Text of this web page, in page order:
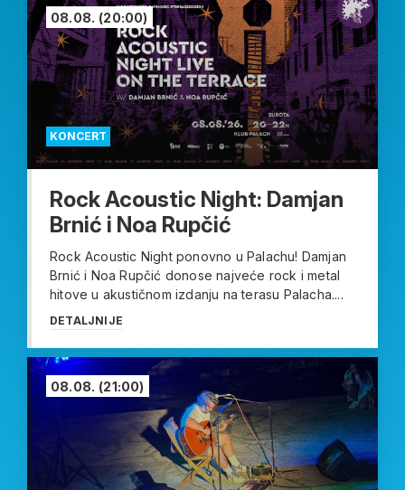
KONCERT
08.08. (20:00)
Rock Acoustic Night: Damjan
Brnić i Noa Rupčić
Rock Acoustic Night ponovno u Palachu! Damjan
Brnić i Noa Rupčić donose najveće rock i metal
hitove u akustičnom izdanju na terasu Palacha....
DETALJNIJE
08.08. (21:00)